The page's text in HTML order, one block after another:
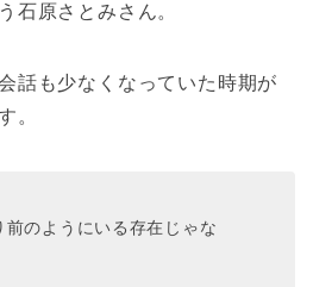
石原さとみさん。
話も少なくなっていた時期が
。
のようにいる存在じゃな